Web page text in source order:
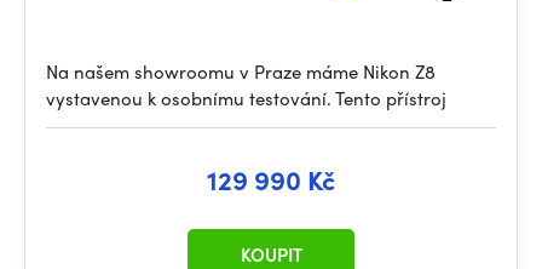
Na našem showroomu v Praze máme Nikon Z8
vystavenou k osobnímu testování. Tento přístroj
129 990 Kč
KOUPIT